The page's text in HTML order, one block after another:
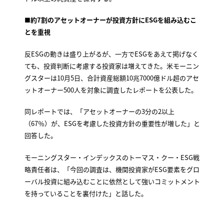
■約7割のアセットオーナーが投資方針にESGを組み込むこ
とを重視
反ESGの動きは盛り上がるが、一方でESGをあえて掲げなく
ても、投資判断に考慮する投資家は増えてきた。米モーニン
グスターは10月5日、合計資産総額10兆7000億ドル超のアセ
ットオーナー500人を対象に調査したレポートを公表した。
同レポートでは、「アセットオーナーの3分の2以上
（67％）が、ESGを考慮した投資方針の重要性が増した」と
回答した。
モーニングスター・インデックスのトーマス・クー・ESG戦
略責任者は、「今回の調査は、機関投資家がESG要素をグロ
ーバル投資に組み込むことに依然として強いコミットメント
を持っていることを裏付けた」と話した。